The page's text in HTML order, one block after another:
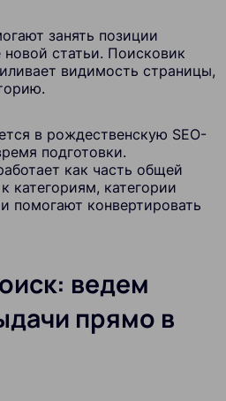
занять позиции
статьи. Поисковик
видимость страницы,
в рождественскую SEO-
подготовки.
как часть общей
категориям, категории
помогают конвертировать
ведем
прямо в